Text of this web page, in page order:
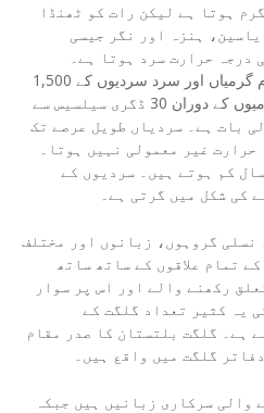
ہوتا ہے لیکن رات کو ٹھنڈا
ہنزہ اور نگر جیسی
درجہ حرارت سرد ہوتا ہے۔
1,500 میٹر کی بلندی پر گلگت میں گرم گرمیاں اور سرد سردیوں کے
ساتھ صحرائی آب و ہوا ہے۔ گرمیوں کے دوران 30 ڈگری سیلسیس سے
بات ہے۔ سردیاں طویل عرصے تک
غیر معمولی نہیں ہوتا۔
کم ہوتے ہیں۔ سردیوں کے
کی شکل میں گرتی ہے۔
گروہوں، زبانوں اور مختلف
تمام علاقوں کے ساتھ ساتھ
رکھنے والے اور اس پر سوار
یہ کثیر تعداد گلگت کے
ہے۔ گلگت بلتستان کا صدر مقام
گلگت میں واقع ہیں۔
والی سرکاری زبانیں ہیں جبکہ